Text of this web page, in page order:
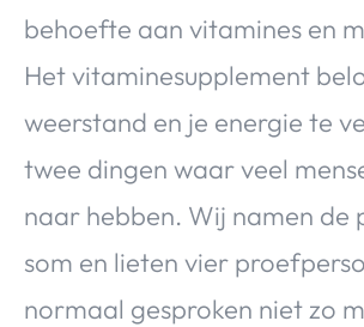
behoefte aan vitamines en
Het vitaminesupplement
weerstand en je energie te
twee dingen waar veel
naar hebben. Wij namen de
som en lieten vier
normaal gesproken niet zo